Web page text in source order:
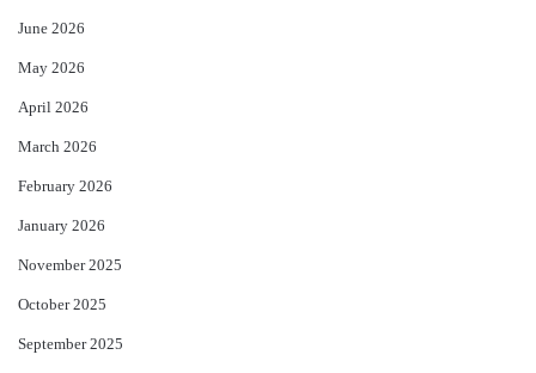
June 2026
May 2026
April 2026
March 2026
February 2026
January 2026
November 2025
October 2025
September 2025